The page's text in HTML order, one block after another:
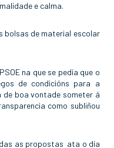
e calma.
bolsas de material escolar
na que se pedía que o
de condicións para a
de boa vontade someter á
como subliñou
as propostas ata o día